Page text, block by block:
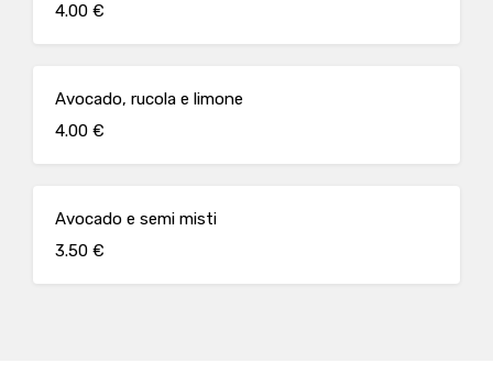
4.00 €
Avocado, rucola e limone
4.00 €
Avocado e semi misti
3.50 €